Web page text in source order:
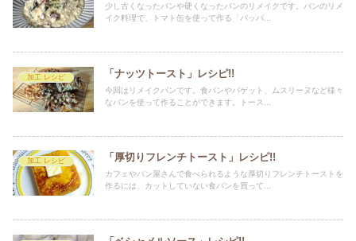
少し古くなったパンや硬くなったパンのリメイクです。パンのリメ
イク料理で、トマト缶を使って作る「パッパ...
加工 レシピ 「ナッツトースト」レシピ!!
今回はリメイクパンです。食パンやバゲット、ムスリーヌなど様々
なパンを使って作ることができます。トース...
加工 レシピ 「厚切りフレンチトースト」レシピ!!
カフェやパン屋さんで食べられるような厚切りフレンチトーストを
作るには、カットしていない食パンを買って...